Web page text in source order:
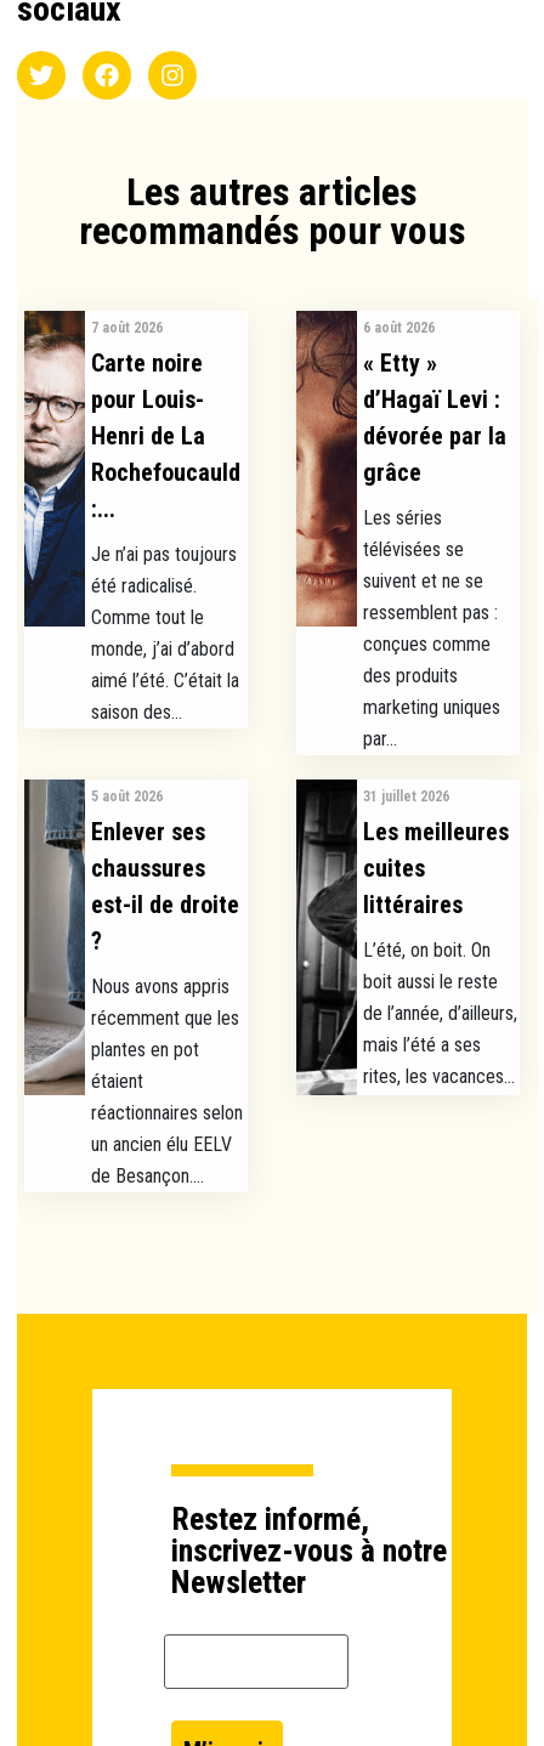
sociaux
Les autres articles
recommandés pour vous​
7 août 2026
Carte noire
pour Louis-
Henri de La
Rochefoucauld
:...
Je n’ai pas toujours
été radicalisé.
Comme tout le
monde, j’ai d’abord
aimé l’été. C’était la
saison des...
6 août 2026
« Etty »
d’Hagaï Levi :
dévorée par la
grâce
Les séries
télévisées se
suivent et ne se
ressemblent pas :
conçues comme
des produits
marketing uniques
par...
5 août 2026
Enlever ses
chaussures
est-il de droite
?
Nous avons appris
récemment que les
plantes en pot
étaient
réactionnaires selon
un ancien élu EELV
de Besançon....
31 juillet 2026
Les meilleures
cuites
littéraires
L’été, on boit. On
boit aussi le reste
de l’année, d’ailleurs,
mais l’été a ses
rites, les vacances...
Restez informé,
inscrivez-vous à notre
Newsletter